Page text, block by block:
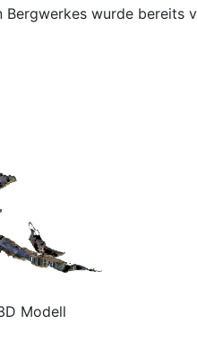
wurde bereits
Modell